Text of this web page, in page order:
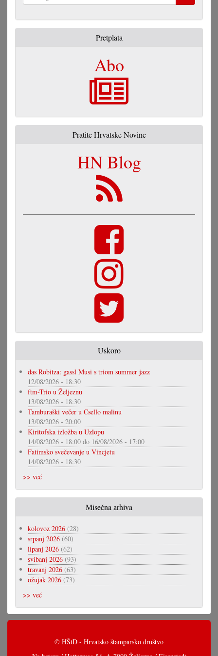
Pretplata
Abo
Pratite Hrvatske Novine
HN Blog
Uskoro
das Robitza: gassl Musi s triom summer jazz
12/08/2026 - 18:30
ftm-Trio u Željeznu
13/08/2026 - 18:30
Tamburaški večer u Csello malinu
13/08/2026 - 20:00
Kiritofska izložba u Uzlopu
14/08/2026 - 18:00 do 16/08/2026 - 17:00
Fatimsko svečevanje u Vincjetu
14/08/2026 - 18:30
>> već
Misečna arhiva
kolovoz 2026 (28)
srpanj 2026 (60)
lipanj 2026 (62)
svibanj 2026 (93)
travanj 2026 (63)
ožujak 2026 (73)
>> već
© HŠtD - Hrvatsko štamparsko društvo